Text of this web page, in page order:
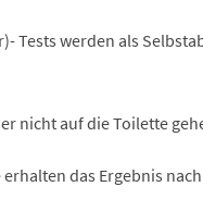
Tests werden als
nicht auf die Toilette
das Ergebnis